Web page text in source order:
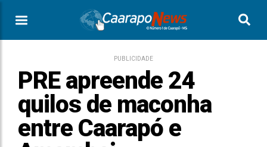
PUBLICIDADE
PRE apreende 24
quilos de maconha
entre Caarapó e